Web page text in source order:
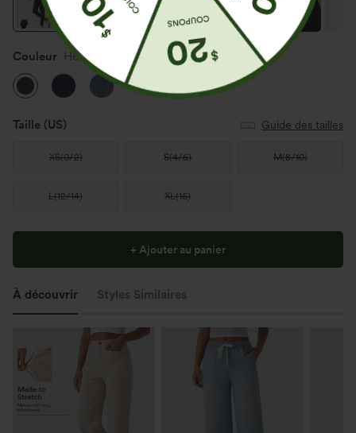
Couleur Hemp Rope Black Denim
Taille (US) Guide des tailles
XS(0/2) S(4/6) M(8/10)
L(12/14) XL(16)
+ Ajouter au panier
À découvrir Styles Similaires